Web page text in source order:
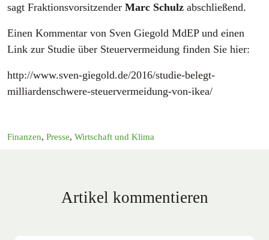
sagt Fraktionsvorsitzender Marc Schulz abschließend.
Einen Kommentar von Sven Giegold MdEP und einen
Link zur Studie über Steuervermeidung finden Sie hier:
http://www.sven-giegold.de/2016/studie-belegt-
milliardenschwere-steuervermeidung-von-ikea/
Finanzen, Presse, Wirtschaft und Klima
Artikel kommentieren